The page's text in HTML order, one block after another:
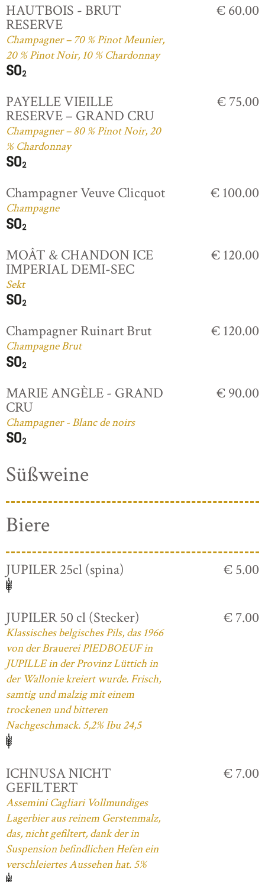
HAUTBOIS - BRUT
RESERVE
Champagner – 70 % Pinot Meunier,
20 % Pinot Noir, 10 % Chardonnay
€ 60.00
PAYELLE VIEILLE
RESERVE – GRAND CRU
Champagner – 80 % Pinot Noir, 20
% Chardonnay
€ 75.00
Champagner Veuve Clicquot
Champagne
€ 100.00
MOÂT & CHANDON ICE
IMPERIAL DEMI-SEC
Sekt
€ 120.00
Champagner Ruinart Brut
Champagne Brut
€ 120.00
MARIE ANGÈLE - GRAND
CRU
Champagner - Blanc de noirs
€ 90.00
Süßweine
Biere
JUPILER 25cl (spina) € 5.00
JUPILER 50 cl (Stecker)
Klassisches belgisches Pils, das 1966
von der Brauerei PIEDBOEUF in
JUPILLE in der Provinz Lüttich in
der Wallonie kreiert wurde. Frisch,
samtig und malzig mit einem
trockenen und bitteren
Nachgeschmack. 5,2% Ibu 24,5
€ 7.00
ICHNUSA NICHT
GEFILTERT
Assemini Cagliari Vollmundiges
Lagerbier aus reinem Gerstenmalz,
das, nicht gefiltert, dank der in
Suspension befindlichen Hefen ein
verschleiertes Aussehen hat. 5%
€ 7.00